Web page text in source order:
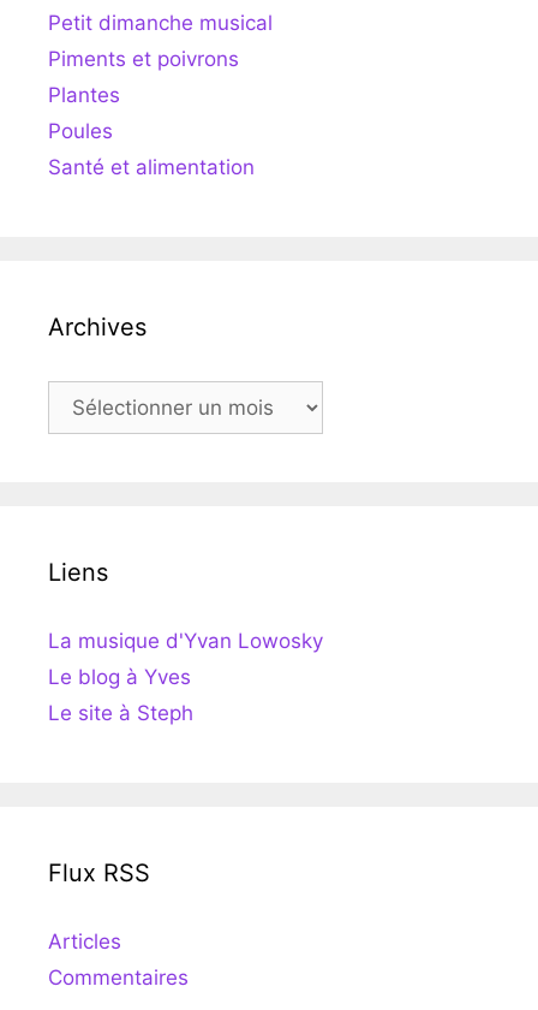
Petit dimanche musical
Piments et poivrons
Plantes
Poules
Santé et alimentation
Archives
Archives
Liens
La musique d'Yvan Lowosky
Le blog à Yves
Le site à Steph
Flux RSS
Articles
Commentaires